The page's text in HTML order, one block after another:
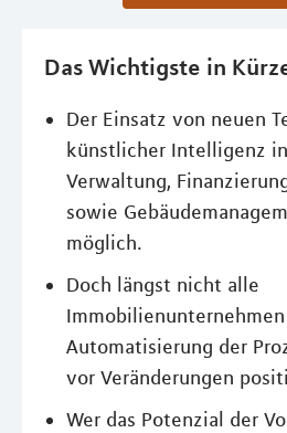
Das Wichtigste in
Der Einsatz von neuen
künstlicher Intelligenz
Verwaltung,
sowie
möglich.
Doch längst nicht alle
Automatisierung der
vor Veränderungen
Wer das Potenzial der